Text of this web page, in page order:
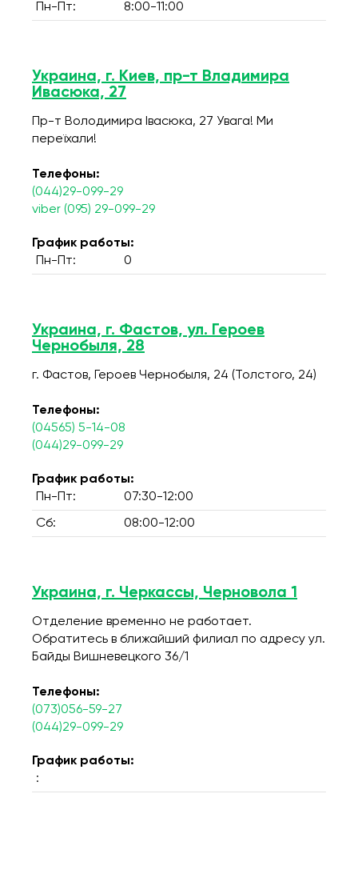
Пн-Пт:
8:00-11:00
Украина, г. Киев, пр-т Владимира
Ивасюка, 27
Пр-т Володимира Івасюка, 27 Увага! Ми
переїхали!
Телефоны:
(044)29-099-29
viber (095) 29-099-29
График работы:
Пн-Пт:
0
Украина, г. Фастов, ул. Героев
Чернобыля, 28
г. Фастов, Героев Чернобыля, 24 (Толстого, 24)
Телефоны:
(04565) 5-14-08
(044)29-099-29
График работы:
Пн-Пт:
07:30-12:00
Сб: 08:00-12:00
Украина, г. Черкассы, Черновола 1
Отделение временно не работает.
Обратитесь в ближайший филиал по адресу ул.
Байды Вишневецкого 36/1
Телефоны:
(073)056-59-27
(044)29-099-29
График работы:
: